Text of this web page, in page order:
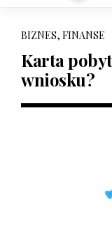
BIZNES, FINANSE
Karta
wniosku?